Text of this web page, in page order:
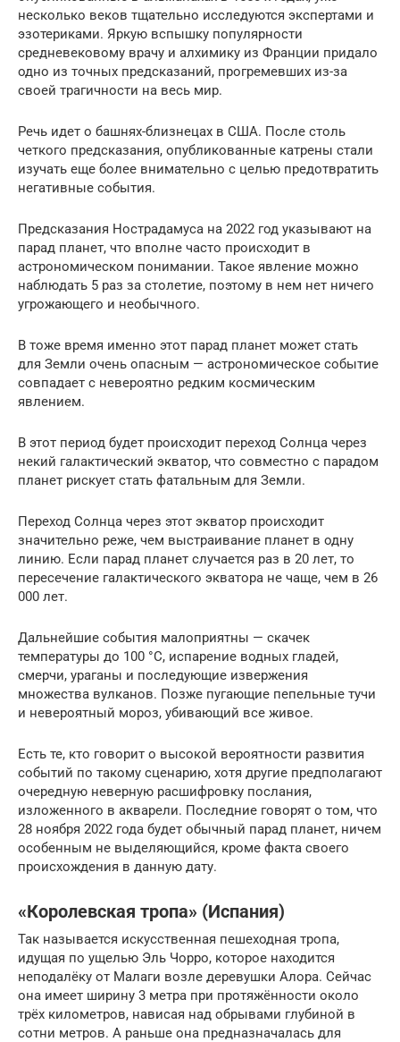
несколько веков тщательно исследуются экспертами и
эзотериками. Яркую вспышку популярности
средневековому врачу и алхимику из Франции придало
одно из точных предсказаний, прогремевших из-за
своей трагичности на весь мир.
Речь идет о башнях-близнецах в США. После столь
четкого предсказания, опубликованные катрены стали
изучать еще более внимательно с целью предотвратить
негативные события.
Предсказания Нострадамуса на 2022 год указывают на
парад планет, что вполне часто происходит в
астрономическом понимании. Такое явление можно
наблюдать 5 раз за столетие, поэтому в нем нет ничего
угрожающего и необычного.
В тоже время именно этот парад планет может стать
для Земли очень опасным — астрономическое событие
совпадает с невероятно редким космическим
явлением.
В этот период будет происходит переход Солнца через
некий галактический экватор, что совместно с парадом
планет рискует стать фатальным для Земли.
Переход Солнца через этот экватор происходит
значительно реже, чем выстраивание планет в одну
линию. Если парад планет случается раз в 20 лет, то
пересечение галактического экватора не чаще, чем в 26
000 лет.
Дальнейшие события малоприятны — скачек
температуры до 100 °C, испарение водных гладей,
смерчи, ураганы и последующие извержения
множества вулканов. Позже пугающие пепельные тучи
и невероятный мороз, убивающий все живое.
Есть те, кто говорит о высокой вероятности развития
событий по такому сценарию, хотя другие предполагают
очередную неверную расшифровку послания,
изложенного в акварели. Последние говорят о том, что
28 ноября 2022 года будет обычный парад планет, ничем
особенным не выделяющийся, кроме факта своего
происхождения в данную дату.
«Королевская тропа» (Испания)
Так называется искусственная пешеходная тропа,
идущая по ущелью Эль Чорро, которое находится
неподалёку от Малаги возле деревушки Алора. Сейчас
она имеет ширину 3 метра при протяжённости около
трёх километров, нависая над обрывами глубиной в
сотни метров. А раньше она предназначалась для